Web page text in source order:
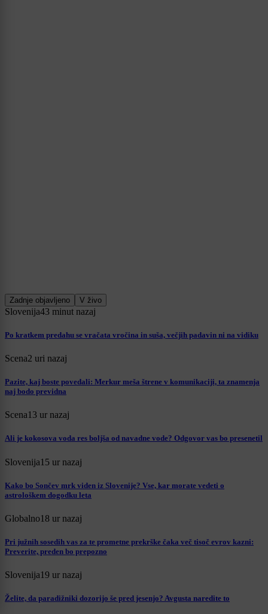
Zadnje objavljeno V živo
Slovenija43 minut nazaj
Po kratkem predahu se vračata vročina in suša, večjih padavin ni na vidiku
Scena2 uri nazaj
Pazite, kaj boste povedali: Merkur meša štrene v komunikaciji, ta znamenja
naj bodo previdna
Scena13 ur nazaj
Ali je kokosova voda res boljša od navadne vode? Odgovor vas bo presenetil
Slovenija15 ur nazaj
Kako bo Sončev mrk viden iz Slovenije? Vse, kar morate vedeti o
astrološkem dogodku leta
Globalno18 ur nazaj
Pri južnih sosedih vas za te prometne prekrške čaka več tisoč evrov kazni:
Preverite, preden bo prepozno
Slovenija19 ur nazaj
Želite, da paradižniki dozorijo še pred jesenjo? Avgusta naredite to